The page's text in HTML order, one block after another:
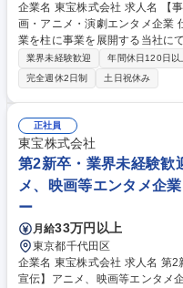
企業名 東宝株式会社 求人名 【事業統括（会計処理、配分金計算）】映
画・アニメ・演劇エンタメ企業 仕事の内容 映画、アニメ、演劇などの事
業を柱に事業を展開する当社に
略推進における会計処理、配分
者歓迎です。 ・映画/アニメ事業の会計伝票処理を主とした経理業務・損
益計算 ・各作品の著作権者(幹
監督等)に対する配分および権
上記の業務で使用する配分金計
たがる庶務業務 募集職種 【事業統括（会計処理、配分金計算）】映画・
アニメ・演劇エンタメ企業
業界未経験歓迎 年間休日120日以
完全週休2日制
土日祝休み
正社員
東宝株式会社
第2新卒・業界未経験歓
メ、映画等エンタメ企
ー
月給33万円以上
東京都千代田区
企業名 東宝株式会社 求人名 第2新卒・業界未経験歓迎【アニメオープン/
宣伝】アニメ、映画等エンタメ企業 仕事の内容 アニメーション